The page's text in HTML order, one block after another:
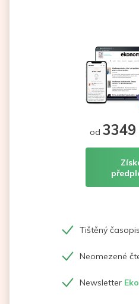
od
Tištěný
Neomezené
Newsletter